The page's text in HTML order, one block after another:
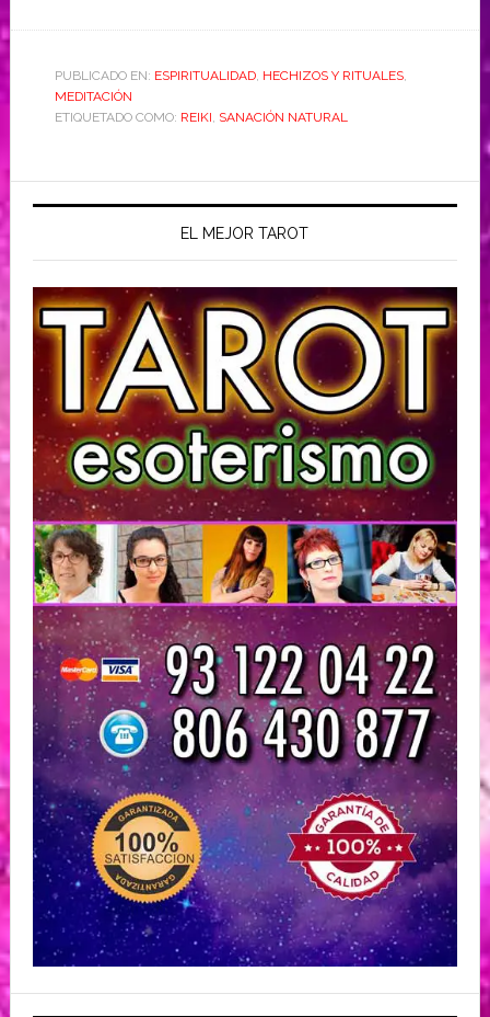
PUBLICADO EN: ESPIRITUALIDAD, HECHIZOS Y RITUALES,
MEDITACIÓN
ETIQUETADO COMO: REIKI, SANACIÓN NATURAL
EL MEJOR TAROT